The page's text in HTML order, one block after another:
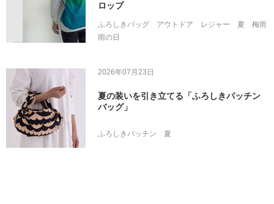
ロップ
ふろしきバッグ アウトドア レジャー 夏
梅雨
雨の日
2026年07月23日
夏の装いを引き立てる「ふろしきパッチン
バッグ」
ふろしきパッチン 夏